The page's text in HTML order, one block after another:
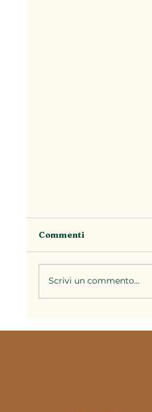
Commenti
Scrivi un commento...